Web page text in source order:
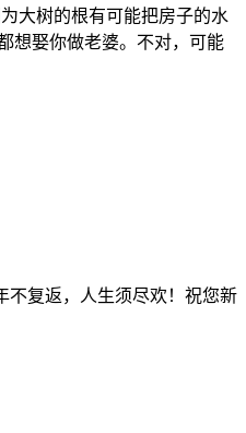
大树的根有可能把房子的水
想娶你做老婆。不对，可能
不复返，人生须尽欢！祝您新